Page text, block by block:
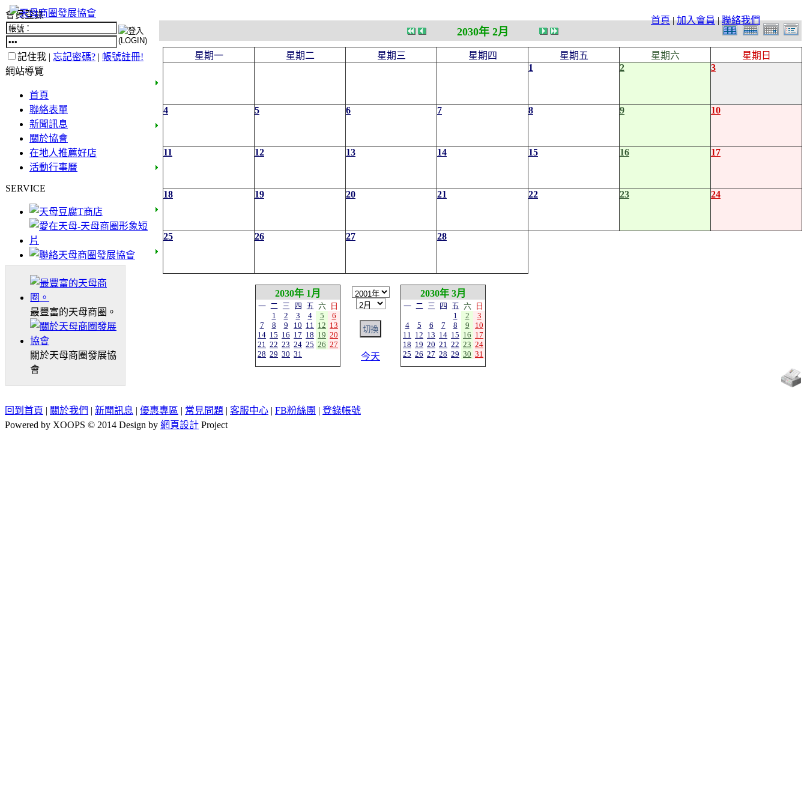
首頁|加入會員|聯絡我們
會員登錄
記住我 | 忘記密碼? | 帳號註冊!
網站導覽
首頁
聯絡表單
新聞訊息
關於協會
在地人推薦好店
活動行事曆
SERVICE
最豐富的天母商圈。
關於天母商圈發展協
會
2030年 2月
星期一 星期二 星期三 星期四 星期五 星期六
星期日
1
2 3
4 5 6 7 8 9 10
11 12 13 14 15 16 17
18 19 20 21 22 23 24
25 26 27 28
2030年 1月
一 二 三 四 五 六
日
1
2 3 4 5
6
7
8 9 10 11 12 13
14 15 16 17 18 19 20
21 22 23 24 25 26 27
28 29 30 31 今天
2030年 3月
一 二 三 四 五 六
日
1
2
3
4
5 6 7 8 9
10
11 12 13 14 15 16 17
18 19 20 21 22 23 24
25 26 27 28 29 30 31
回到首頁 | 關於我們 | 新聞訊息 | 優惠專區 | 常見問題 | 客服中心 | FB粉絲團 | 登錄帳號
Powered by XOOPS © 2014 Design by 網頁設計 Project